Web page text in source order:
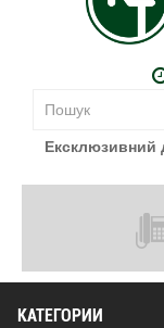
Ексклюзивний
КАТЕГОРИИ